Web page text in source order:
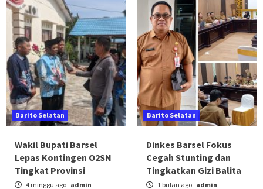
Barito Selatan
Wakil Bupati Barsel
Lepas Kontingen O2SN
Tingkat Provinsi
4 minggu ago admin
Barito Selatan
Dinkes Barsel Fokus
Cegah Stunting dan
Tingkatkan Gizi Balita
1 bulan ago admin